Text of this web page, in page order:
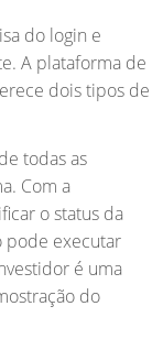
do login e
A plataforma de
dois tipos de
todas as
Com a
o status da
pode executar
é uma
do